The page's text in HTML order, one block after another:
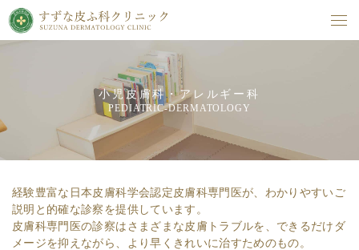
小児皮膚科・アレルギー科
PEDIATRIC-DERMATOLOGY
経験豊富な日本皮膚科学会認定皮膚科専門医が、わかりやすいご
説明と的確な診察を提供しています。
皮膚科専門医の診察はさまざまな皮膚トラブルを、できるだけダ
メージを抑えながら、より早くきれいに治すためのもの。